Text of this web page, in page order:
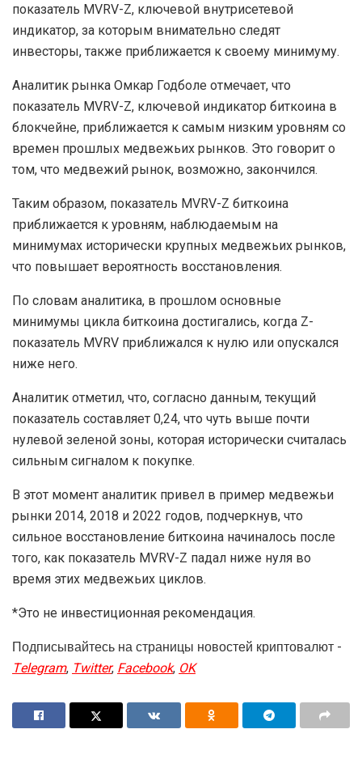
показатель MVRV-Z, ключевой внутрисетевой
индикатор, за которым внимательно следят
инвесторы, также приближается к своему минимуму.
Аналитик рынка Омкар Годболе отмечает, что
показатель MVRV-Z, ключевой индикатор биткоина в
блокчейне, приближается к самым низким уровням со
времен прошлых медвежьих рынков. Это говорит о
том, что медвежий рынок, возможно, закончился.
Таким образом, показатель MVRV-Z биткоина
приближается к уровням, наблюдаемым на
минимумах исторически крупных медвежьих рынков,
что повышает вероятность восстановления.
По словам аналитика, в прошлом основные
минимумы цикла биткоина достигались, когда Z-
показатель MVRV приближался к нулю или опускался
ниже него.
Аналитик отметил, что, согласно данным, текущий
показатель составляет 0,24, что чуть выше почти
нулевой зеленой зоны, которая исторически считалась
сильным сигналом к покупке.
В этот момент аналитик привел в пример медвежьи
рынки 2014, 2018 и 2022 годов, подчеркнув, что
сильное восстановление биткоина начиналось после
того, как показатель MVRV-Z падал ниже нуля во
время этих медвежьих циклов.
*Это не инвестиционная рекомендация.
Подписывайтесь на страницы новостей криптовалют -
Telegram, Twitter, Facebook, OK